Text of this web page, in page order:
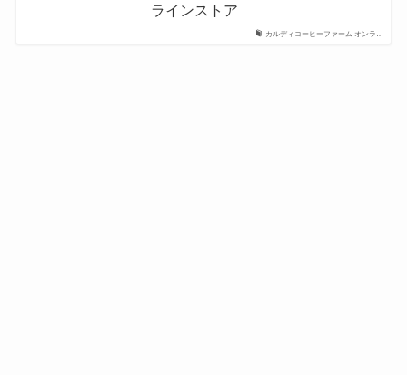
カルディコーヒーファーム オンラ…
ラインストア